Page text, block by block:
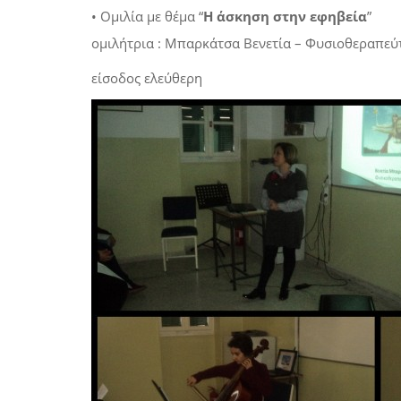
• Ομιλία με θέμα “Η άσκηση στην εφηβεία”
ομιλήτρια : Μπαρκάτσα Βενετία –
είσοδος ελεύθερη